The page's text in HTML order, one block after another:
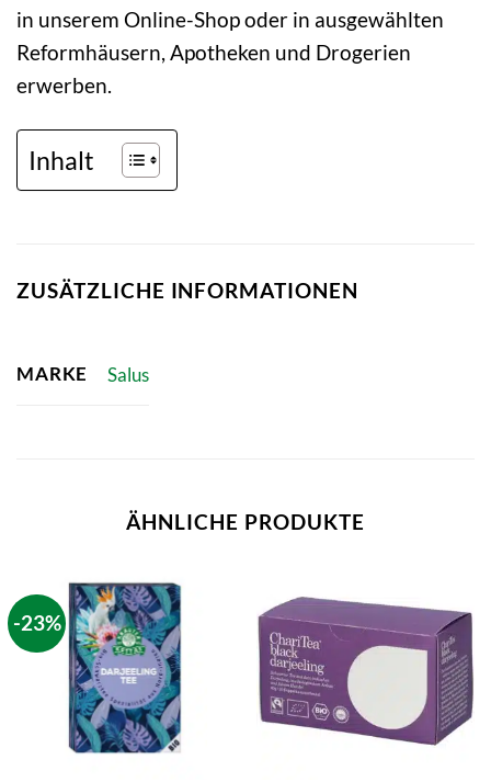
in unserem Online-Shop oder in ausgewählten
Reformhäusern, Apotheken und Drogerien
erwerben.
Inhalt
ZUSÄTZLICHE INFORMATIONEN
MARKE Salus
ÄHNLICHE PRODUKTE
-23%